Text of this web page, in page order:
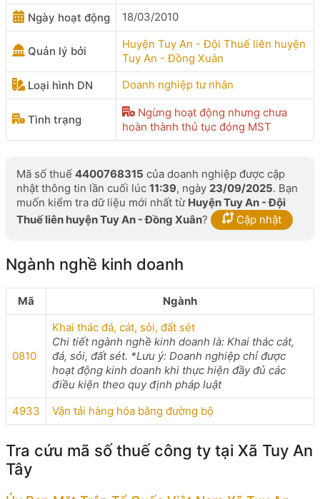
Ngày hoạt động
18/03/2010
Quản lý bởi
Huyện Tuy An - Đội Thuế liên huyện
Tuy An - Đồng Xuân
Loại hình DN
Doanh nghiệp tư nhân
Tình trạng
Ngừng hoạt động nhưng chưa
hoàn thành thủ tục đóng MST
Mã số thuế 4400768315 của doanh nghiệp được cập
nhật thông tin lần cuối lúc 11:39, ngày 23/09/2025. Bạn
muốn kiểm tra dữ liệu mới nhất từ Huyện Tuy An - Đội
Thuế liên huyện Tuy An - Đồng Xuân? Cập nhật
Ngành nghề kinh doanh
Mã Ngành
0810
Khai thác đá, cát, sỏi, đất sét
Chi tiết ngành nghề kinh doanh là: Khai thác cát,
đá, sỏi, đất sét. *Lưu ý: Doanh nghiệp chỉ được
hoạt động kinh doanh khi thực hiện đầy đủ các
điều kiện theo quy định pháp luật
4933
Vận tải hàng hóa bằng đường bộ
Tra cứu mã số thuế công ty tại Xã Tuy An
Tây